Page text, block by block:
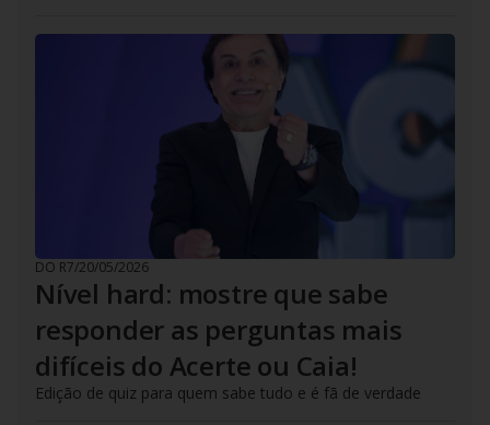
DO R7/20/05/2026
Nível hard: mostre que sabe
responder as perguntas mais
difíceis do Acerte ou Caia!
Edição de quiz para quem sabe tudo e é fã de verdade